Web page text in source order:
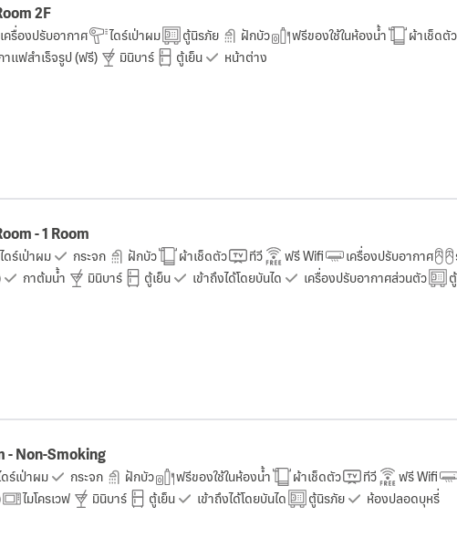
2F
เครื่องปรับอากาศ ไดร์เป่าผม ตู้นิรภัย ฝักบัว ฟรีของใช้ในห้องน้ำ ผ้าเช็ดตัว
าแฟสำเร็จรูป (ฟรี) มินิบาร์ ตู้เย็น
หน้าต่าง
- 1 Room
ไดร์เป่าผม กระจก ฝักบัว ผ้าเช็ดตัว ทีวี ฟรี Wifi เครื่องปรับอากาศ
กาต้มน้ำ มินิบาร์ ตู้เย็น เข้าถึงได้โดยบันได เครื่องปรับอากาศส่วนตัว
- Non-Smoking
ดร์เป่าผม กระจก ฝักบัว ฟรีของใช้ในห้องน้ำ ผ้าเช็ดตัว ทีวี ฟรี Wifi
ไมโครเวฟ มินิบาร์ ตู้เย็น เข้าถึงได้โดยบันได ตู้นิรภัย
ห้องปลอดบุหรี่